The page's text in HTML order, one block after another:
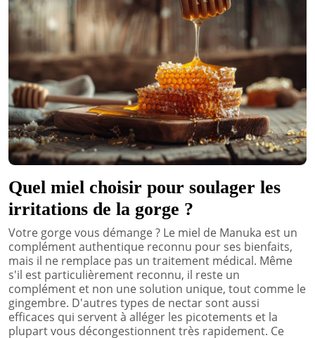
Quel miel choisir pour soulager les
irritations de la gorge ?
Votre gorge vous démange ? Le miel de Manuka est un
complément authentique reconnu pour ses bienfaits,
mais il ne remplace pas un traitement médical. Même
s'il est particulièrement reconnu, il reste un
complément et non une solution unique, tout comme le
gingembre. D'autres types de nectar sont aussi
efficaces qui servent à alléger les picotements et la
plupart vous décongestionnent très rapidement. Ce